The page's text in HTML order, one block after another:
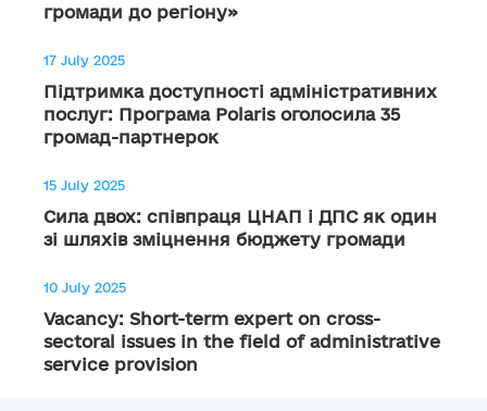
громади до регіону»
17 July 2025
Підтримка доступності адміністративних
послуг: Програма Polaris оголосила 35
громад-партнерок
15 July 2025
Сила двох: співпраця ЦНАП і ДПС як один
зі шляхів зміцнення бюджету громади
10 July 2025
Vacancy: Short-term expert on cross-
sectoral issues in the field of administrative
service provision